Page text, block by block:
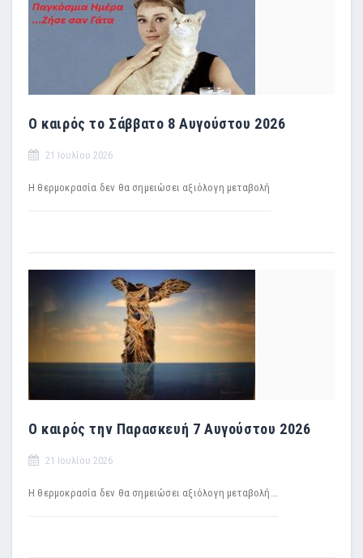
Ο καιρός το Σάββατο 8 Αυγούστου 2026
21 Ιουλίου 2026
Η θερμοκρασία δεν θα σημειώσει αξιόλογη μεταβολή
Ο καιρός την Παρασκευή 7 Αυγούστου 2026
21 Ιουλίου 2026
Η θερμοκρασία δεν θα σημειώσει αξιόλογη μεταβολή...